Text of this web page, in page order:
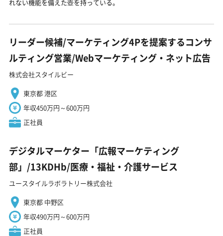
れない機能を備えた壺を持っている。
リーダー候補/マーケティング4Pを提案するコンサ
ルティング営業/Webマーケティング・ネット広告
株式会社スタイルビー
東京都 港区
年収450万円～600万円
正社員
デジタルマーケター「広報マーケティング
部」/13KDHb/医療・福祉・介護サービス
ユースタイルラボラトリー株式会社
東京都 中野区
年収490万円～600万円
正社員